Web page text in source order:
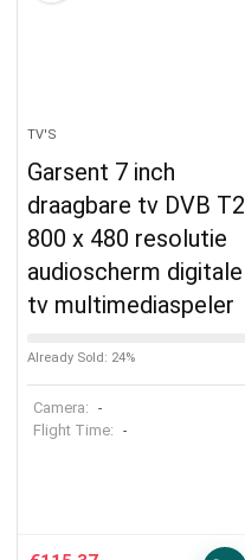
TV'S
Garsent 7 inch
draagbare tv DVB T2
800 x 480 resolutie
audioscherm digitale
tv multimediaspeler
Already Sold: 24%
Camera: -
Flight Time: -